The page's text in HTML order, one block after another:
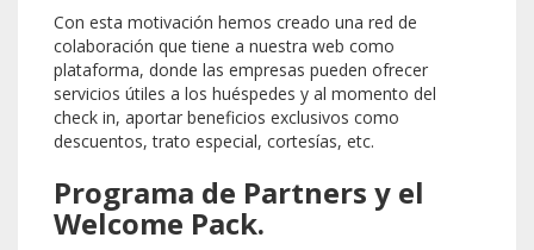
Con esta motivación hemos creado una red de
colaboración que tiene a nuestra web como
plataforma, donde las empresas pueden ofrecer
servicios útiles a los huéspedes y al momento del
check in, aportar beneficios exclusivos como
descuentos, trato especial, cortesías, etc.
Programa de Partners y el
Welcome Pack.